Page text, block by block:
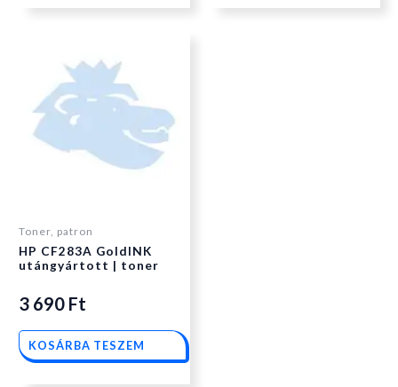
Toner, patron
HP CF283A GoldINK
utángyártott | toner
3 690 Ft
KOSÁRBA TESZEM